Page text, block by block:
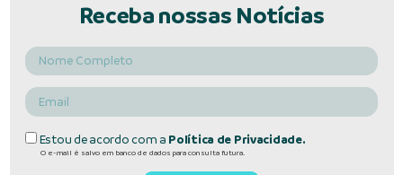
Receba nossas Notícias
Estou de acordo com a Política de Privacidade.
O e-mail é salvo em banco de dados para consulta futura.